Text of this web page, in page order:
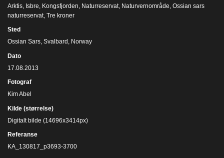
Arktis Isbre Kongsfjorden Naturreservat Naturvernområde Ossian sars
naturreservat Tre kroner
Sted
Ossian Sars, Svalbard, Norway
Dato
17.08.2013
Fotograf
Kim Abel
Kilde (størrelse)
Digitalt bilde (14696x3414px)
Referanse
KA_130817_p3693-3700